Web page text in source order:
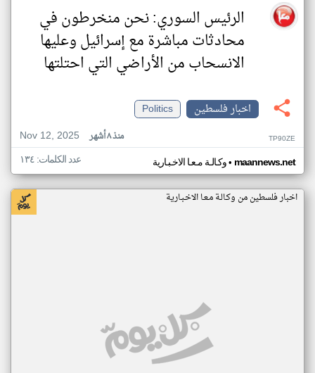
الرئيس السوري: نحن منخرطون في
محادثات مباشرة مع إسرائيل وعليها
الانسحاب من الأراضي التي احتلتها
اخبار فلسطين
Politics
Nov 12, 2025
منذ ٨ أشهر TP90ZE
وكـالـة مـعـا الاخـبـارية• maannews.net عدد الكلمات: ١٣٤
اخبار فلسطين من وكـالـة مـعـا الاخـبـارية